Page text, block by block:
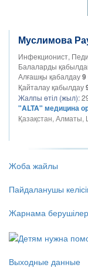
Муслимова
Инфекционист,
Балаларды
Алғашқы қабалдау9
Қайталау қабылдау
Жалпы өтіл (жыл):
"ALTA" медицина
Қазақстан, Алматы,
Жоба жайлы
Пайдаланушы
Жарнама
Выходные данные